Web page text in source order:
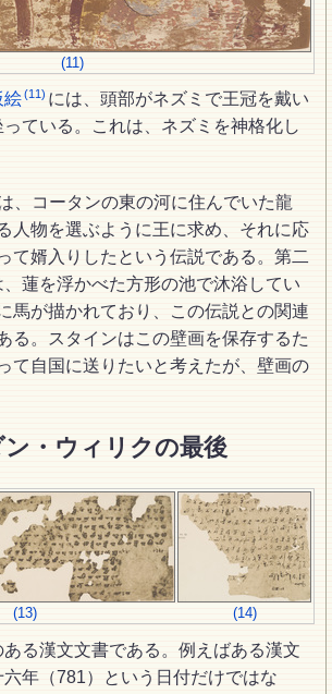
(11)
絵(11) には、頭部がネズミで王冠を戴い
ている。これは、ネズミを神格化し
、コータンの東の河に住んでいた龍
人物を選ぶように王に求め、それに応
て婿入りしたという伝説である。第二
、蓮を浮かべた方形の池で沐浴してい
馬が描かれており、この伝説との関連
る。スタインはこの壁画を保存するた
て自国に送りたいと考えたが、壁画の
・ウィリクの最後
(13) (14)
る漢文文書である。例えばある漢文
年（781）という日付だけではな